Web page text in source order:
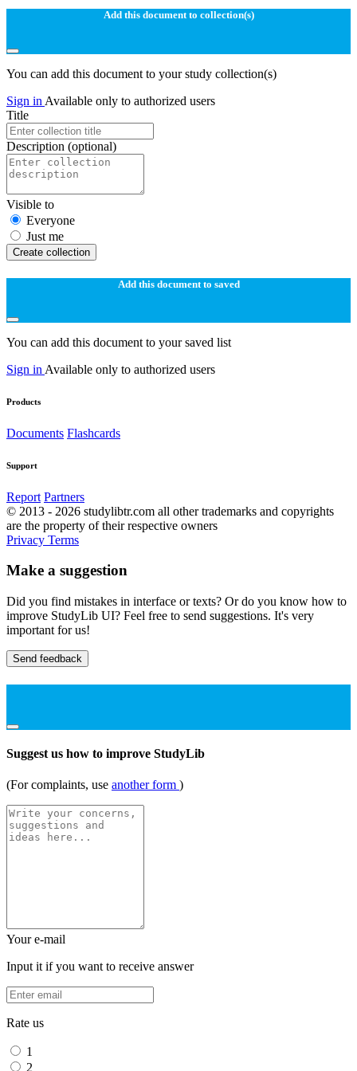
Add this document to collection(s)
You can add this document to your study collection(s)
Sign in Available only to authorized users
Title
Description (optional)
Visible to
Everyone
Just me
Create collection
Add this document to saved
You can add this document to your saved list
Sign in Available only to authorized users
Products
Documents Flashcards
Support
Report Partners
© 2013 - 2026 studylibtr.com all other trademarks and copyrights
are the property of their respective owners
Privacy Terms
Make a suggestion
Did you find mistakes in interface or texts? Or do you know how to
improve StudyLib UI? Feel free to send suggestions. It's very
important for us!
Send feedback
Suggest us how to improve StudyLib
(For complaints, use another form )
Your e-mail
Input it if you want to receive answer
Rate us
1
2